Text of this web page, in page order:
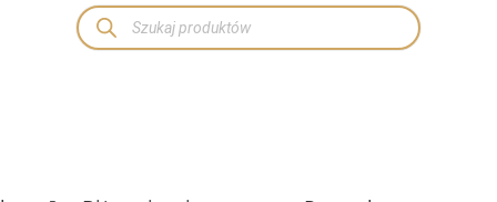
Wyszukiwarka
produktów